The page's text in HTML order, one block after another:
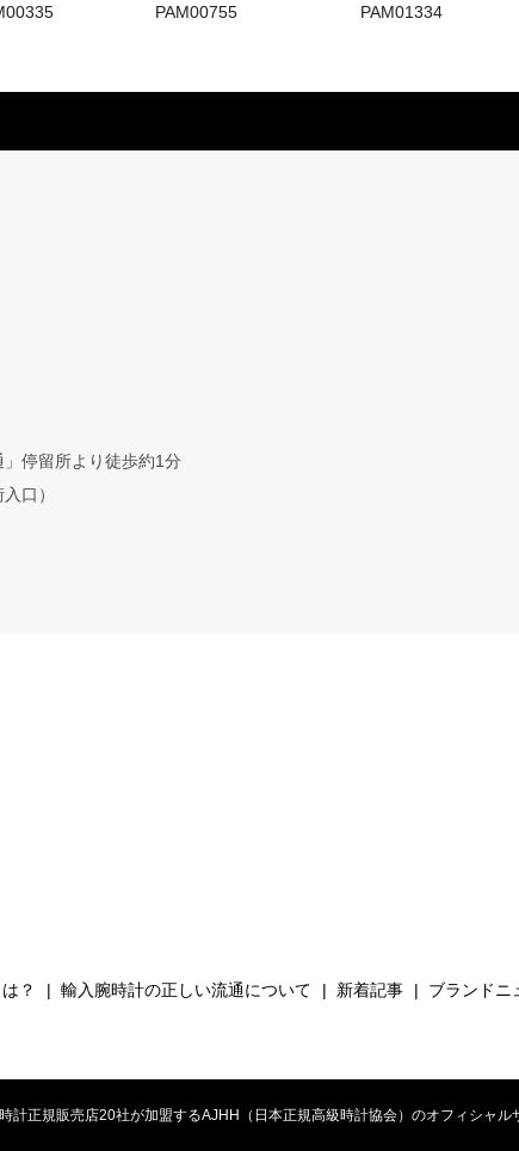
PAM00755
PAM01334
停留所より徒歩約1分
口）
？ 輸入腕時計の正しい流通について 新着記事 ブランドニ
計正規販売店20社が加盟するAJHH（日本正規高級時計協会）のオフィシャル